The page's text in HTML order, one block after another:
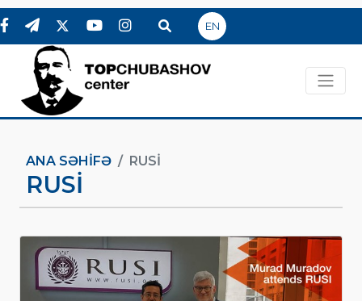
EN
ANA SƏHIFƏ RUSİ
RUSİ